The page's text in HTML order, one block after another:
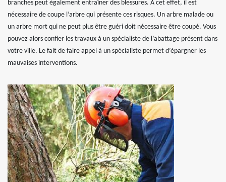
branches peut également entraîner des blessures. À cet effet, il est
nécessaire de coupe l’arbre qui présente ces risques. Un arbre malade ou
un arbre mort qui ne peut plus être guéri doit nécessaire être coupé. Vous
pouvez alors confier les travaux à un spécialiste de l’abattage présent dans
votre ville. Le fait de faire appel à un spécialiste permet d’épargner les
mauvaises interventions.